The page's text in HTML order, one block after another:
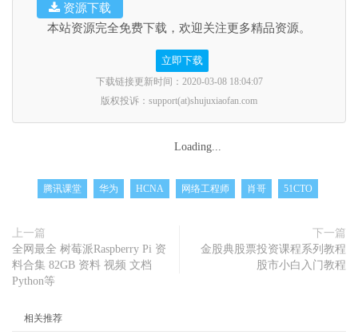
本站资源完全免费下载，欢迎关注更多精品资源。
立即下载
下载链接更新时间：2020-03-08 18:04:07
版权投诉：support(at)shujuxiaofan.com
资源下载
Loading...
腾讯课堂 华为 HCNA 网络工程师 肖哥 51CTO
上一篇
全网最全 树莓派Raspberry Pi 资
料合集 82GB 资料 视频 文档
Python等
下一篇
金股典股票投资课程系列教程
股市小白入门教程
相关推荐